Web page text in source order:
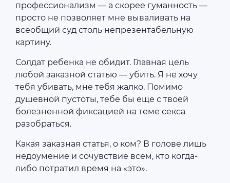
профессионализм — а скорее гуманность —
просто не позволяет мне вываливать на
всеобщий суд столь непрезентабельную
картину.
Солдат ребенка не обидит. Главная цель
любой заказной статью — убить. Я не хочу
тебя убивать, мне тебя жалко. Помимо
душевной пустоты, тебе бы еще с твоей
болезненной фиксацией на теме секса
разобраться.
Какая заказная статья, о ком? В голове лишь
недоумение и сочувствие всем, кто когда-
либо потратил время на «это».